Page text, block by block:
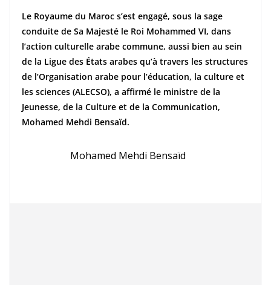
Le Royaume du Maroc s’est engagé, sous la sage
conduite de Sa Majesté le Roi Mohammed VI, dans
l’action culturelle arabe commune, aussi bien au sein
de la Ligue des États arabes qu’à travers les structures
de l’Organisation arabe pour l’éducation, la culture et
les sciences (ALECSO), a affirmé le ministre de la
Jeunesse, de la Culture et de la Communication,
Mohamed Mehdi Bensaïd.
Mohamed Mehdi Bensaïd